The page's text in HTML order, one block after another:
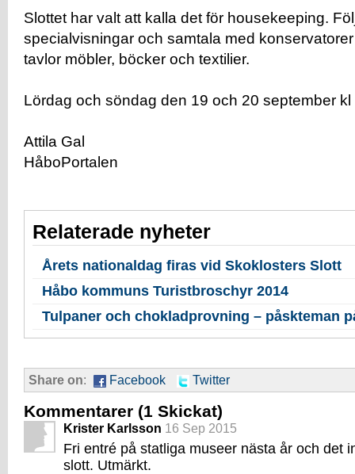
Slottet har valt att kalla det för housekeeping.
specialvisningar och samtala med
tavlor möbler, böcker och textilier.
Lördag och söndag den 19 och 20 september
Attila Gal
HåboPortalen
Relaterade nyheter
Årets nationaldag firas vid Skoklosters Slott
Håbo kommuns Turistbroschyr 2014
Tulpaner och chokladprovning – påskteman
Share on: Facebook Twitter
Kommentarer (1 Skickat)
Krister Karlsson 16 Sep 2015
Fri entré på statliga museer nästa år och det
slott. Utmärkt.